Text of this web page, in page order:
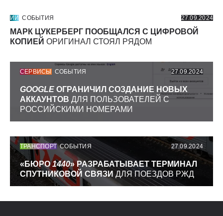
ИИ СОБЫТИЯ 27.09.2024
МАРК ЦУКЕРБЕРГ ПООБЩАЛСЯ С ЦИФРОВОЙ
КОПИЕЙ ОРИГИНАЛ СТОЯЛ РЯДОМ
СЕРВИСЫ СОБЫТИЯ 27.09.2024
GOOGLE ОГРАНИЧИЛ СОЗДАНИЕ НОВЫХ
АККАУНТОВ ДЛЯ ПОЛЬЗОВАТЕЛЕЙ С
РОССИЙСКИМИ НОМЕРАМИ
ТРАНСПОРТ СОБЫТИЯ 27.09.2024
«БЮРО1440» РАЗРАБАТЫВАЕТ ТЕРМИНАЛ
СПУТНИКОВОЙ СВЯЗИ ДЛЯ ПОЕЗДОВ РЖД